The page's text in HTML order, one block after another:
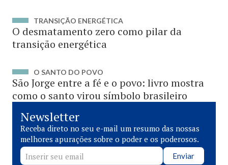
TRANSIÇÃO ENERGÉTICA
O desmatamento zero como pilar da
transição energética
O SANTO DO POVO
São Jorge entre a fé e o povo: livro mostra
como o santo virou símbolo brasileiro
Newsletter
Receba direto no seu e-mail um resumo das nossas
melhores apurações sobre o poder e os poderosos.
Enviar